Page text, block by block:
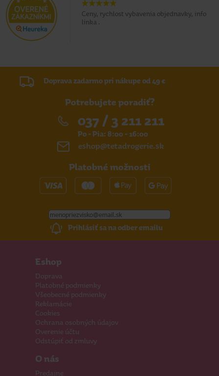
Ceny, rychlost vybavenia objednavky, info
linka .
Doprava zadarmo pri nákupe od 49 €
Potrebujete poradiť?
037 / 3 211 211
Po - Pia: 8:00 - 16:00
eshop@tetadrogerie.sk
Platobné možnosti
Prihlásiť sa na odber emailu
Eshop
Doprava
Platobné podmienky
Všeobecné podmienky
Reklamácie
Cookies
Ochrana osobných údajov
Overenie účtu
Odstúpiť od zmluvy
O nás
Predajne